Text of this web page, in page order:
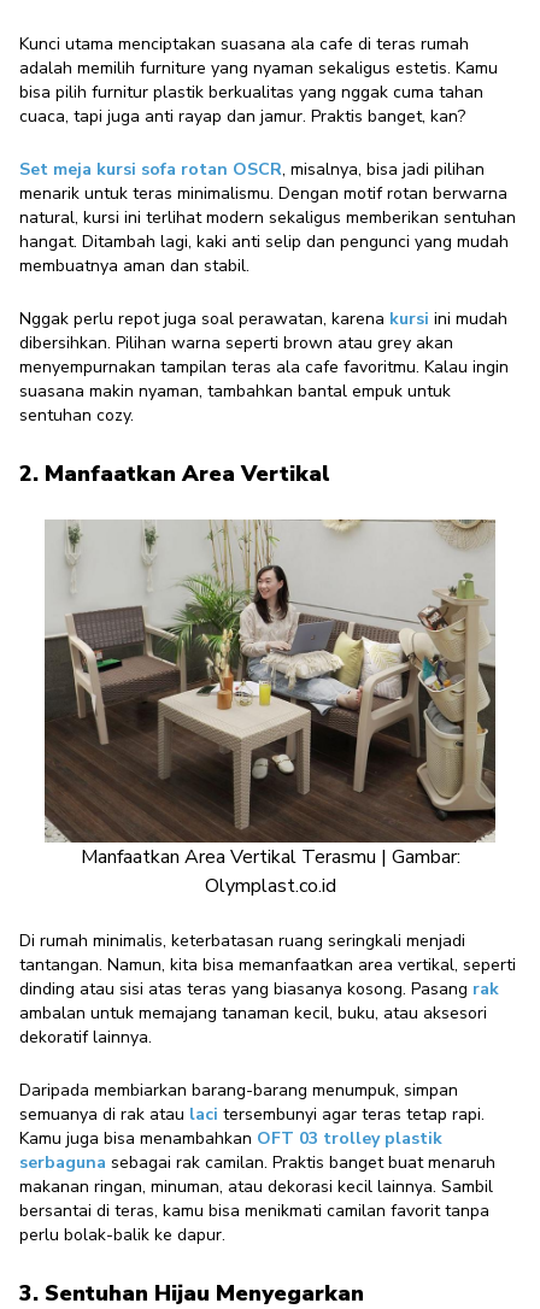
Kunci utama menciptakan suasana ala cafe di teras rumah
adalah memilih furniture yang nyaman sekaligus estetis. Kamu
bisa pilih furnitur plastik berkualitas yang nggak cuma tahan
cuaca, tapi juga anti rayap dan jamur. Praktis banget, kan?
Set meja kursi sofa rotan OSCR, misalnya, bisa jadi pilihan
menarik untuk teras minimalismu. Dengan motif rotan berwarna
natural, kursi ini terlihat modern sekaligus memberikan sentuhan
hangat. Ditambah lagi, kaki anti selip dan pengunci yang mudah
membuatnya aman dan stabil.
Nggak perlu repot juga soal perawatan, karena kursi ini mudah
dibersihkan. Pilihan warna seperti brown atau grey akan
menyempurnakan tampilan teras ala cafe favoritmu. Kalau ingin
suasana makin nyaman, tambahkan bantal empuk untuk
sentuhan cozy.
2. Manfaatkan Area Vertikal
Manfaatkan Area Vertikal Terasmu | Gambar:
Olymplast.co.id
Di rumah minimalis, keterbatasan ruang seringkali menjadi
tantangan. Namun, kita bisa memanfaatkan area vertikal, seperti
dinding atau sisi atas teras yang biasanya kosong. Pasang rak
ambalan untuk memajang tanaman kecil, buku, atau aksesori
dekoratif lainnya.
Daripada membiarkan barang-barang menumpuk, simpan
semuanya di rak atau laci tersembunyi agar teras tetap rapi.
Kamu juga bisa menambahkan OFT 03 trolley plastik
serbaguna sebagai rak camilan. Praktis banget buat menaruh
makanan ringan, minuman, atau dekorasi kecil lainnya. Sambil
bersantai di teras, kamu bisa menikmati camilan favorit tanpa
perlu bolak-balik ke dapur.
3. Sentuhan Hijau Menyegarkan